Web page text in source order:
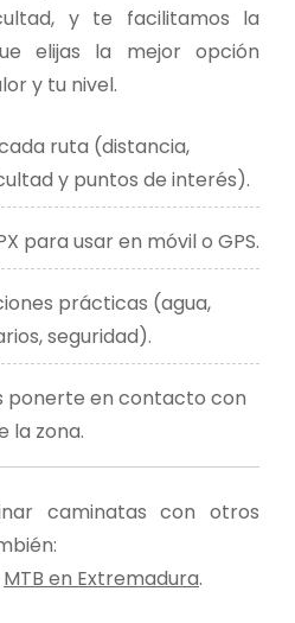
y te facilitamos la
elijas la mejor opción
y tu nivel.
ruta (distancia,
y puntos de interés).
para usar en móvil o GPS.
prácticas (agua,
seguridad).
ponerte en contacto con
la zona.
caminatas con otros
MTB en Extremadura.